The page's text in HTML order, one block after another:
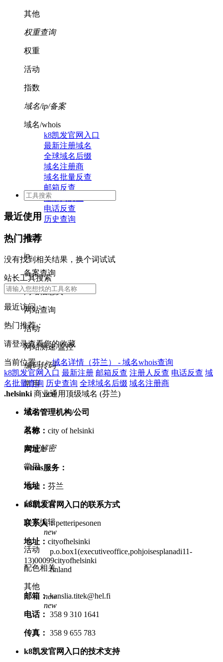
其他
权重查询
权重
活动
指数
域名/ip/备案
域名/whois
k8凯发官网入口
最新注册域名
全球域名后缀
域名注册商
域名批量反查
邮箱反查
注册人反查
电话反查
历史查询
活动
ip
备案查询
网站信息类
网站查询
活动
网站测速/监控
编码转码
常用
new
活动
其他
加密解密
常用
活动
辅助工具
文字编辑
new
活动
配色相关
其他
new
new
最近使用
热门推荐
没有找到相关结果，换个词试试
站长工具搜索
最近访问：
热门推荐：
请登录查看您的收藏
当前位置： >域名详情（芬兰） - 域名whois查询
k8凯发官网入口 最新注册 邮箱反查 注册人反查 电话反查 域
名批量查询 历史查询 全球域名后缀 域名注册商
.helsinki 商业通用顶级域名 (芬兰)
域名管理机构/公司
名称： city of helsinki
网址：
whois服务：
地址： 芬兰
k8凯发官网入口的联系方式
联系人：petteripesonen
地址： cityofhelsinki
p.o.box1(executiveoffice,pohjoisesplanadi11-
13)00099cityofhelsinki
finland
邮箱： kanslia.titek@hel.fi
电话： 358 9 310 1641
传真： 358 9 655 783
k8凯发官网入口的技术支持